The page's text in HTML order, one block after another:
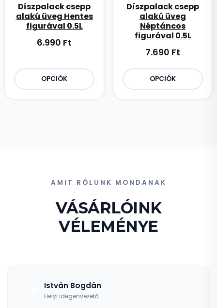
Díszpalack csepp
alakú üveg Hentes
figurával 0.5L
6.990 Ft
OPCIÓK
Díszpalack csepp
alakú üveg
Néptáncos
figurával 0.5L
7.690 Ft
OPCIÓK
AMIT RÓLUNK MONDANAK
VÁSÁRLÓINK
VÉLEMÉNYE
István Bogdán
Helyi idegenvezető